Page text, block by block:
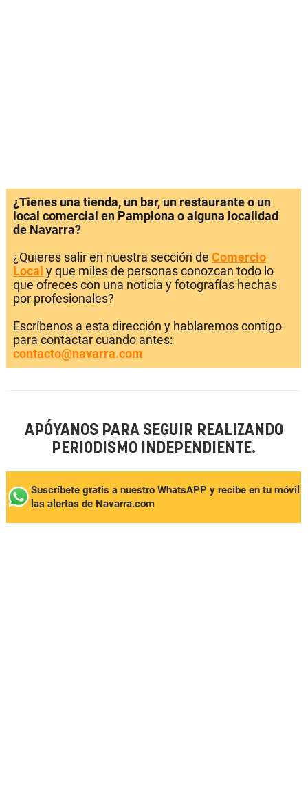
¿Tienes una tienda, un bar, un restaurante o un
local comercial en Pamplona o alguna localidad
de Navarra?
¿Quieres salir en nuestra sección de Comercio
Local y que miles de personas conozcan todo lo
que ofreces con una noticia y fotografías hechas
por profesionales?
Escríbenos a esta dirección y hablaremos contigo
para contactar cuando antes:
contacto@navarra.com
APÓYANOS PARA SEGUIR REALIZANDO
PERIODISMO INDEPENDIENTE.
Suscríbete gratis a nuestro WhatsAPP y recibe en tu móvil
las alertas de Navarra.com